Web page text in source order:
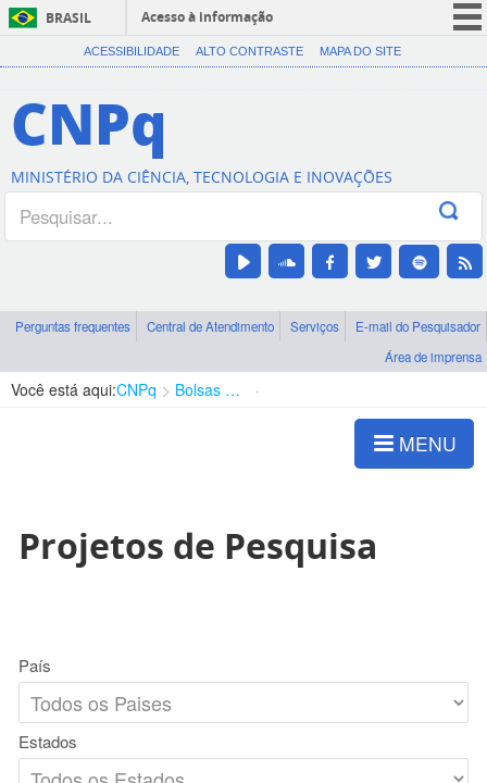
BRASIL
Acesso à informação
CORONAVÍRUS (COVID-19)
Canais
ACESSIBILIDADE ALTO CONTRASTE MAPA DO SITE
CNPq
MINISTÉRIO DA CIÊNCIA, TECNOLOGIA E INOVAÇÕES
Perguntas frequentes Central de Atendimento Serviços
E-mail do Pesquisador
Área de imprensa
Você está aqui:CNPq Bolsas e Auxílios Vigentes
MENU
Projetos de Pesquisa
País
Estados